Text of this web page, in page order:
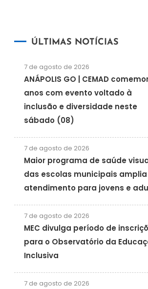
ÚLTIMAS NOTÍCIAS
7 de agosto de 2026
ANÁPOLIS GO | CEMAD
anos com evento voltado à
inclusão e diversidade neste
sábado (08)
7 de agosto de 2026
Maior programa de saúde
das escolas municipais amplia
atendimento para jovens e
7 de agosto de 2026
MEC divulga período de
para o Observatório da
Inclusiva
7 de agosto de 2026